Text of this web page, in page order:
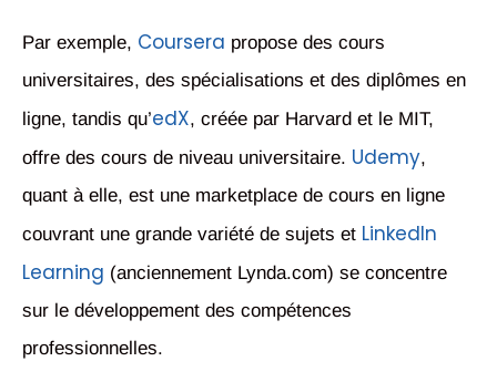
Par exemple, Coursera propose des cours
universitaires, des spécialisations et des diplômes en
ligne, tandis qu’edX, créée par Harvard et le MIT,
offre des cours de niveau universitaire. Udemy,
quant à elle, est une marketplace de cours en ligne
couvrant une grande variété de sujets et LinkedIn
Learning (anciennement Lynda.com) se concentre
sur le développement des compétences
professionnelles.